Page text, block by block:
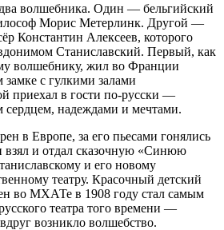
волшебника. Один — бельгийский
Морис Метерлинк. Другой —
Константин Алексеев, которого
Станиславский. Первый, как
волшебнику, жил во Франции
с гулкими залами
приехал в гости по-русски —
надеждами и мечтами.
в Европе, за его пьесами гонялись
взял и отдал сказочную «Синюю
и его новому
театру. Красочный детский
во МХАТе в 1908 году стал самым
театра того времени —
возникло волшебство.